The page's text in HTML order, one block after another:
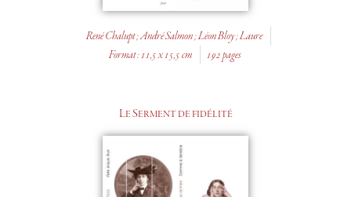
René Chalupt ; André Salmon ; Léon Bloy ; Laure
Format : 11,5 x 15,5 cm
192 pages
Le Serment de fidélité